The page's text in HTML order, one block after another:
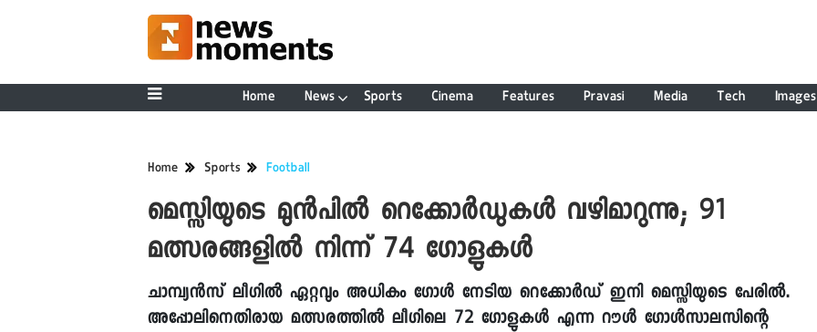
Home News Sports Cinema Features Pravasi Media Tech Images
Home Sports Football
മെസ്സിയുടെ മുൻപിൽ റെക്കോർഡുകൾ വഴിമാറുന്നു; 91
മത്സരങ്ങളിൽ നിന്ന് 74 ഗോളുകൾ
ചാമ്പ്യൻസ് ലീഗിൽ ഏറ്റവും അധികം ഗോൾ നേടിയ റെക്കോർഡ് ഇനി മെസ്സിയുടെ പേരിൽ.
അപ്പോലിനെതിരായ മത്സരത്തിൽ ലീഗിലെ 72 ഗോളുകൾ എന്ന റൗൾ ഗോൾസാലസിന്റെ